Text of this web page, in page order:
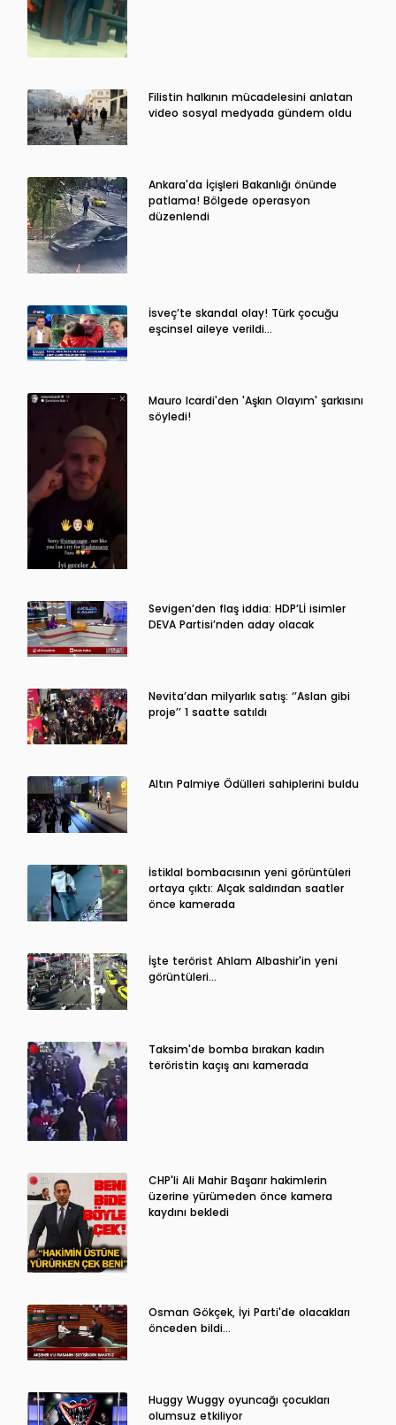
Filistin halkının mücadelesini anlatan
video sosyal medyada gündem oldu
Ankara'da İçişleri Bakanlığı önünde
patlama! Bölgede operasyon
düzenlendi
İsveç’te skandal olay! Türk çocuğu
eşcinsel aileye verildi…
Mauro Icardi'den 'Aşkın Olayım' şarkısını
söyledi!
Sevigen’den flaş iddia: HDP’Lİ isimler
DEVA Partisi’nden aday olacak
Nevita’dan milyarlık satış: ‘’Aslan gibi
proje’’ 1 saatte satıldı
Altın Palmiye Ödülleri sahiplerini buldu
İstiklal bombacısının yeni görüntüleri
ortaya çıktı: Alçak saldırıdan saatler
önce kamerada
İşte terörist Ahlam Albashir'in yeni
görüntüleri…
Taksim'de bomba bırakan kadın
teröristin kaçış anı kamerada
CHP'li Ali Mahir Başarır hakimlerin
üzerine yürümeden önce kamera
kaydını bekledi
Osman Gökçek, İyi Parti'de olacakları
önceden bildi...
Huggy Wuggy oyuncağı çocukları
olumsuz etkiliyor